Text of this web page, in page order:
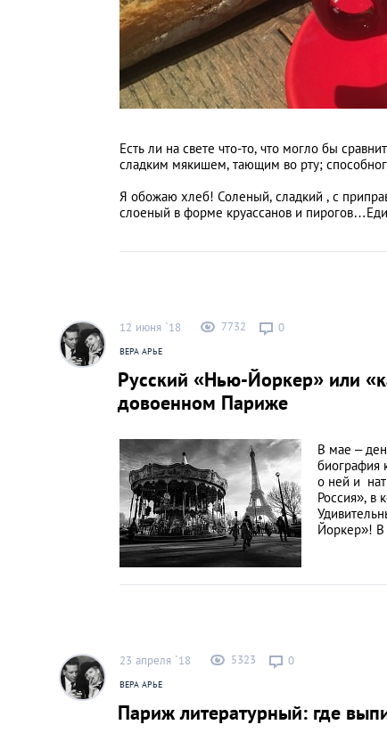
Москва
Париж
Пхукет
Есть ли на свете что-то, что могло бы
сладким мякишем, тающим во рту;
Я обожаю хлеб! Соленый, сладкий , с
слоеный в форме круассанов и
ВЕРА АРЬЕ
12 июня `18 7732 0
Русский «Нью-Йоркер» или
довоенном Париже
В мае –
биография
о ней и
Россия», в
Йоркер»! В
ВЕРА АРЬЕ
23 апреля `18 5323 0
Париж литературный: где